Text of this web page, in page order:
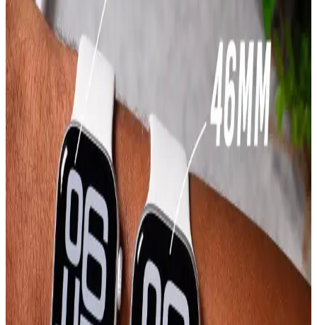
2024'te iPhone ile en iyi uyum sağlayan akıllı saatler, sağlık, bildirim
ve uygulama entegrasyonu gibi özellikleriyle kullanıcıların hayatını
kolaylaştırıyor.
Fibaks Apple Watch Kordonu: Yumuşak Silikonla
Konfor ve Şıklığı Sunan Dayanıklı Kayış
Fibaks Apple Watch kayışı, yumuşak silikon dokusu ve dayanıklı
yapısıyla konforlu bir kullanım sunar. Suya dayanıklı özelliği günlük
ve spor aktivitelerinde güvenli kullanım sağlar; çeşitli renk
seçenekleri ve geniş uyum aralığıyla estetik ve pratik bir çözümdür.
Neo Flex HD Şeffaf Ekran Koruyucu Seti – Apple
Watch 44 mm (Series 6/SE/SE2/5/4)
Neo Flex seti, Apple Watch 44 mm için ince nano poliüretan
filmden oluşur; iki koruyucu içerir. Dokunmatik hassasiyeti korur,
çizilmelere ve toza karşı koruma iddia eder. Barkodlu video
rehberiyle ıslak/kuru uygulama seçenekleri sunar. Bazı kullanıcılar
kabarcık/kenar sorunları belirtir.
Bilişim Akademi 38-40 mm Silikon Kordon ile
PSGT 38-41 mm Kordon Karşılaştırması